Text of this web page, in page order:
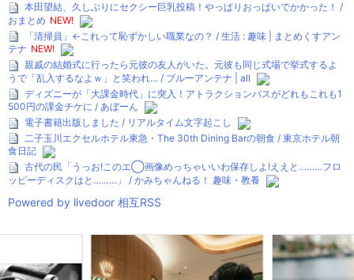
本田望結、久しぶりにセクシー巨乳投稿！やっぱりおっぱいでかかった！ /
おまとめ NEW!
「清掃員」←これって恥ずかしい職業なの？ / 生活 : 趣味 | まとめくすアン
テナ NEW!
親戚の結婚式に行ったら元彼の友人がいた。元彼も同じ式場で挙式するよ
うで「乱入するなよｗ」と笑われ… / ブルーアンテナ | all
ディズニーが「大課金時代」に突入！アトラクションパスがどれもこれも1
500円の課金チケに / あぼーん
電子書籍出版しました / リアルタイム文字起こし
二子玉川エクセルホテル東急・The 30th Dining Barの朝食 / 東京ホテル朝
食日記
古代の民「うっお!このエ◯画像めっちゃいいわ保存しよ!ええと………フロ
ッピーディスクはと………」 / かみちゃんねる！ 趣味・教養
Powered by livedoor 相互RSS